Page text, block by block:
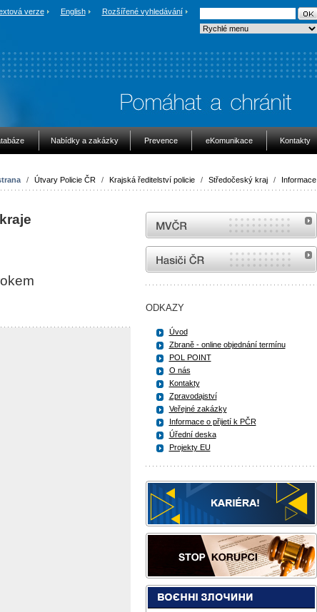
verze English Rozšířené vyhledávání
Nabídky a zakázky Prevence eKomunikace Kontakty
/ Útvary Policie ČR / Krajská ředitelství policie / Středočeský kraj / Informace
MVČR
internetové stránky Hasiči ČR
ODKAZY
Úvod
Zbraně - online objednání termínu
POL POINT
O nás
Kontakty
Zpravodajství
Veřejné zakázky
Informace o přijetí k PČR
Úřední deska
Projekty EU